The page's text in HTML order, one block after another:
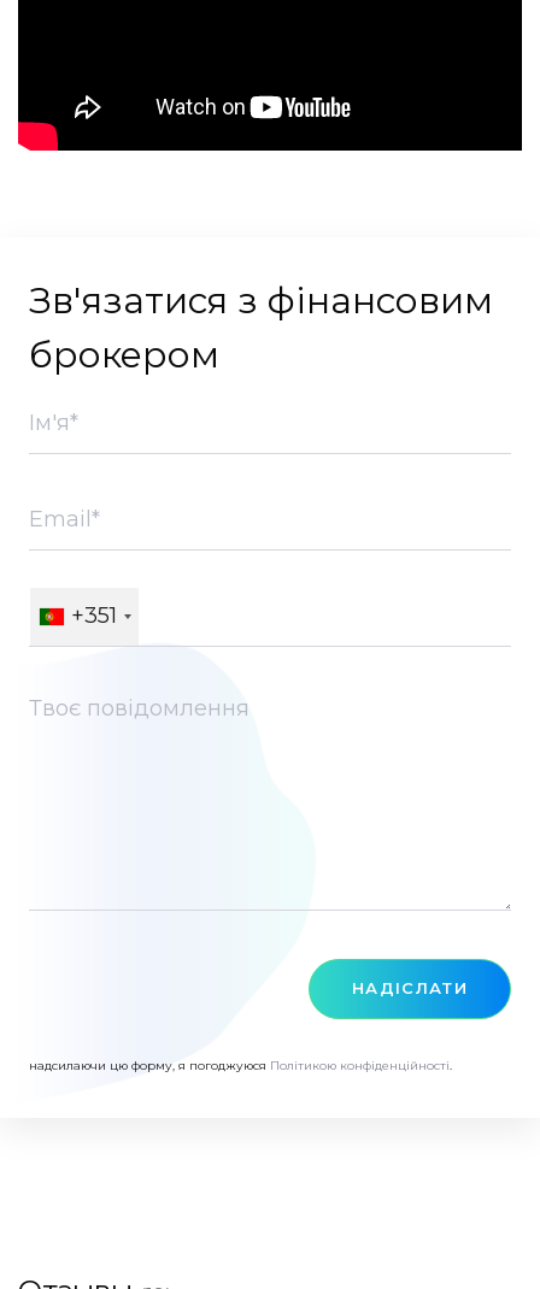
Зв'язатися з фінансовим
брокером
+351
НАДІСЛАТИ
надсилаючи цю форму, я погоджуюся Політикою конфіденційності.